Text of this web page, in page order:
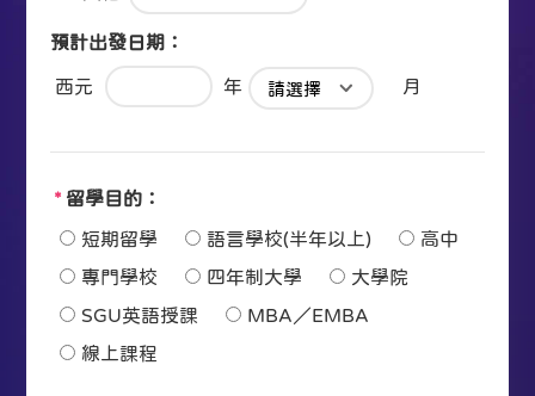
預計出發日期：
西元 年 月
* 留學目的：
短期留學 語言學校(半年以上)
高中
專門學校
四年制大學
大學院
SGU英語授課
MBA／EMBA
線上課程